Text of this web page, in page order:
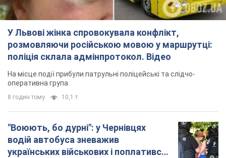
У Львові жінка спровокувала конфлікт,
розмовляючи російською мовою у маршрутці:
поліція склала адмінпротокол. Відео
На місце події прибули патрульні поліцейські та слідчо-
оперативна група
8 годин тому 10,1 т.
"Воюють, бо дурні": у Чернівцях
водій автобуса зневажив
українських військових і поплатився.